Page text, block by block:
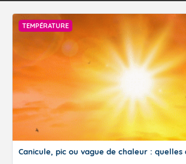
TEMPÉRATURE
Canicule, pic ou vague de chaleur : quelles